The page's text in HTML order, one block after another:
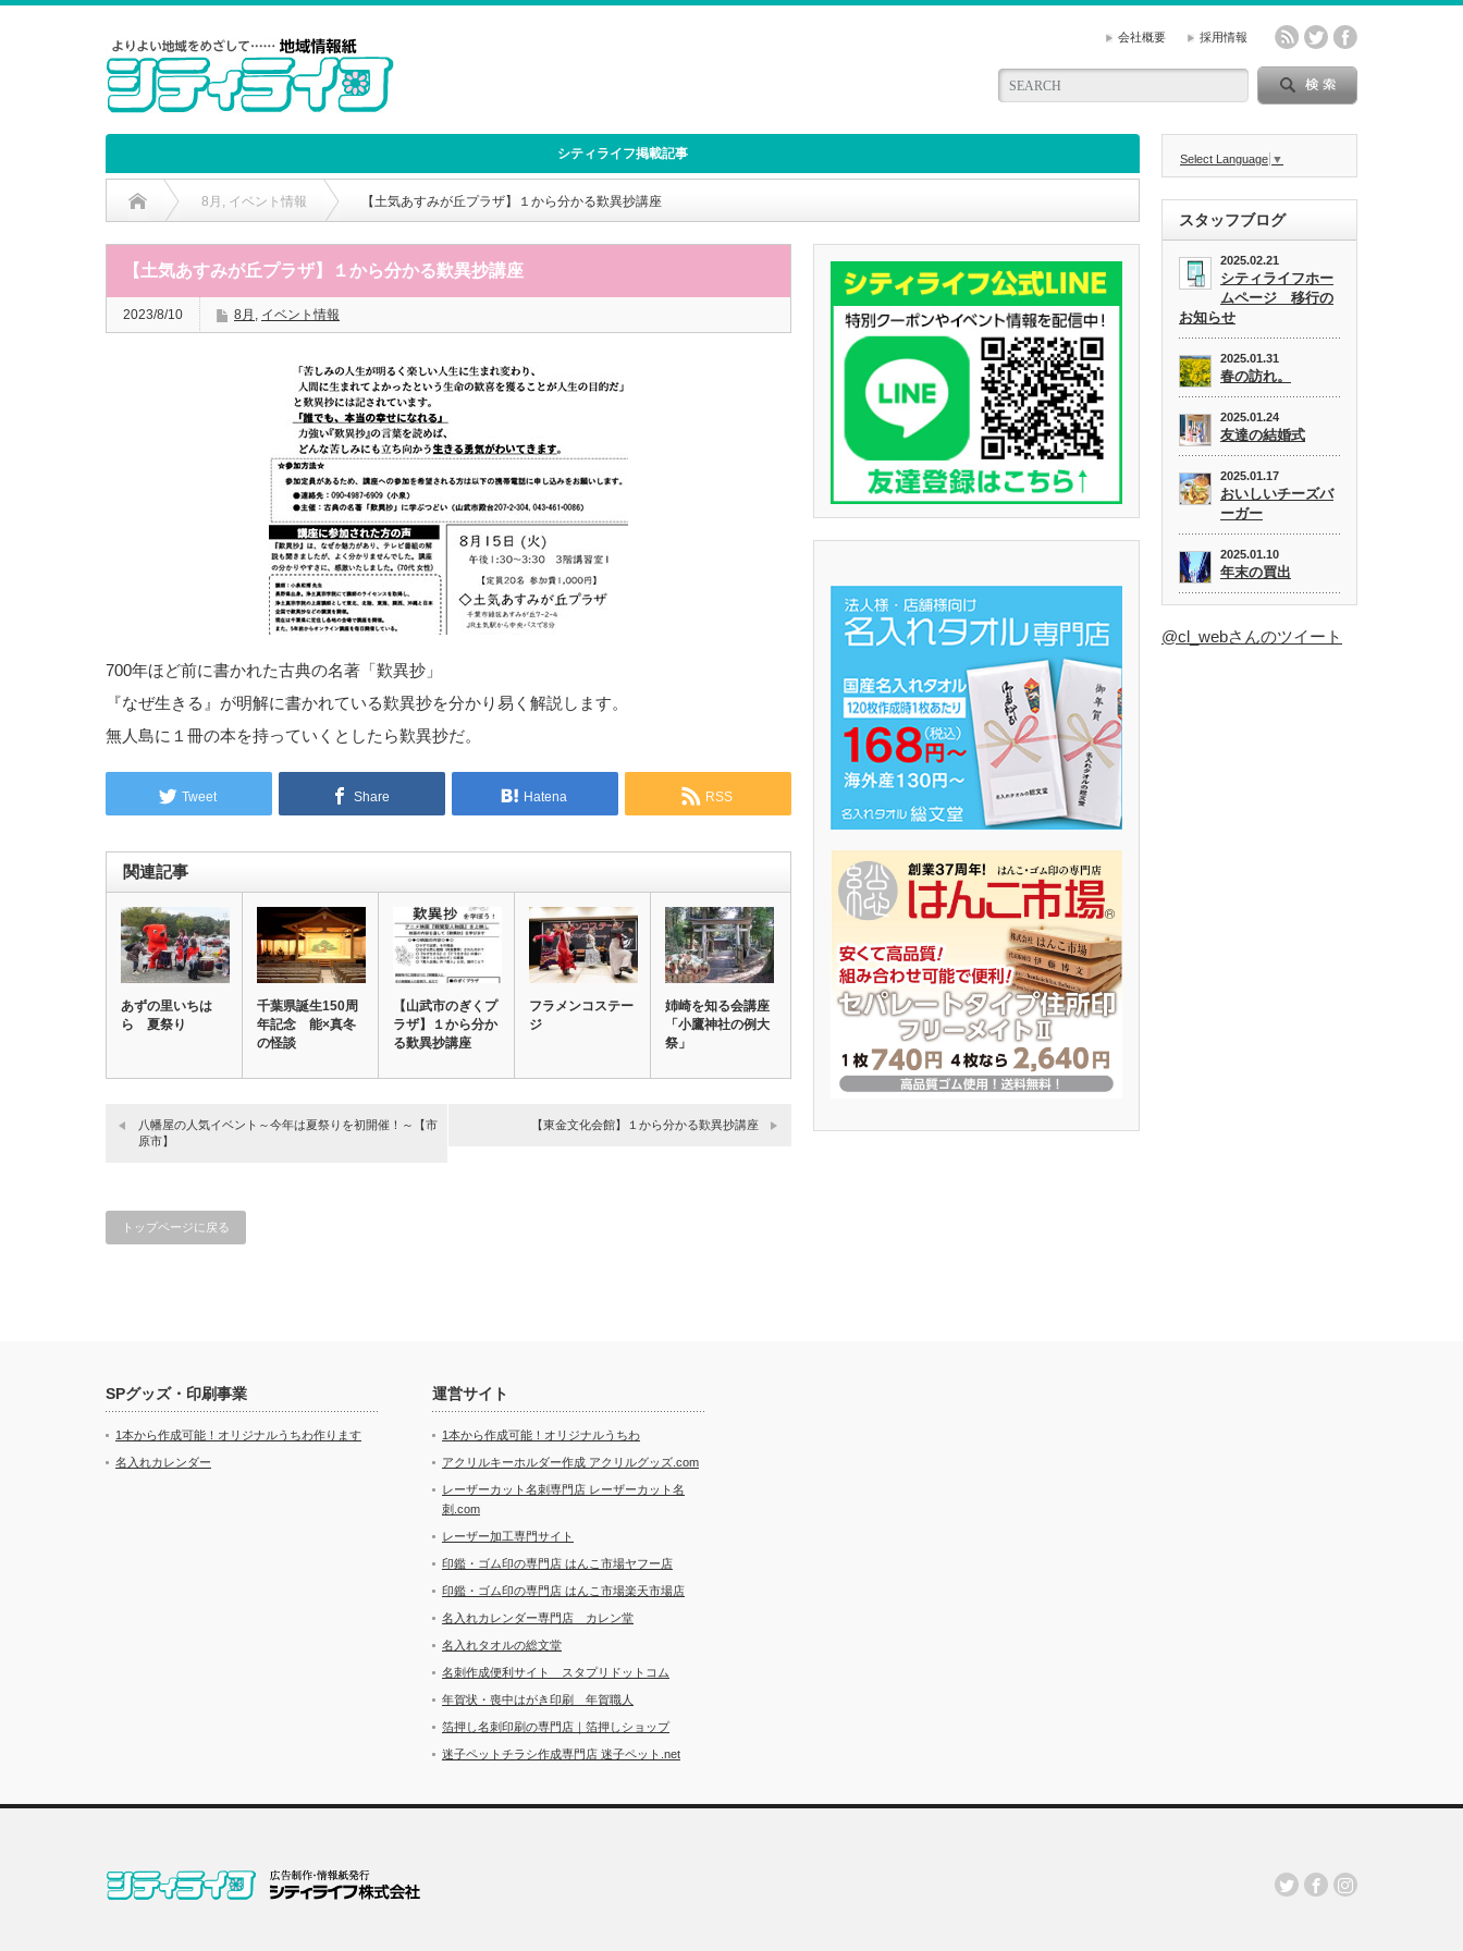
会社概要 採用情報
シティライフ掲載記事
8月 , イベント情報 【土気あすみが丘プラザ】１から分かる歎異抄講座
【土気あすみが丘プラザ】１から分かる歎異抄講座
2023/8/10 8月 , イベント情報
700年ほど前に書かれた古典の名著「歎異抄」
『なぜ生きる』が明解に書かれている歎異抄を分かり易く解説します。
無人島に１冊の本を持っていくとしたら歎異抄だ。
Tweet Share Hatena RSS
関連記事
あずの里いちは
ら 夏祭り
千葉県誕生150周
年記念 能×真冬
の怪談
【山武市のぎくプ
ラザ】１から分か
る歎異抄講座
フラメンコステー
ジ
姉崎を知る会講座
「小鷹神社の例大
祭」
八幡屋の人気イベント～今年は夏祭りを初開催！～【市
原市】
【東金文化会館】１から分かる歎異抄講座
トップページに戻る
Select Language ▼
スタッフブログ
2025.02.21
シティライフホー
ムページ 移行の
お知らせ
2025.01.31
春の訪れ。
2025.01.24
友達の結婚式
2025.01.17
おいしいチーズバ
ーガー
2025.01.10
年末の買出
@cl_webさんのツイート
SPグッズ・印刷事業
1本から作成可能！オリジナルうちわ作ります
名入れカレンダー
運営サイト
1本から作成可能！オリジナルうちわ
アクリルキーホルダー作成 アクリルグッズ.com
レーザーカット名刺専門店 レーザーカット名
刺.com
レーザー加工専門サイト
印鑑・ゴム印の専門店 はんこ市場ヤフー店
印鑑・ゴム印の専門店 はんこ市場楽天市場店
名入れカレンダー専門店 カレン堂
名入れタオルの総文堂
名刺作成便利サイト スタプリドットコム
年賀状・喪中はがき印刷 年賀職人
箔押し名刺印刷の専門店｜箔押しショップ
迷子ペットチラシ作成専門店 迷子ペット.net